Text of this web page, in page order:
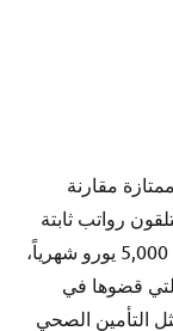
مقارنة
رواتب ثابتة
بعد خصم الضرائب تبدأ من حوالي 3,000 إلى 5,000 يورو شهرياً،
قضوها في
التأمين الصحي